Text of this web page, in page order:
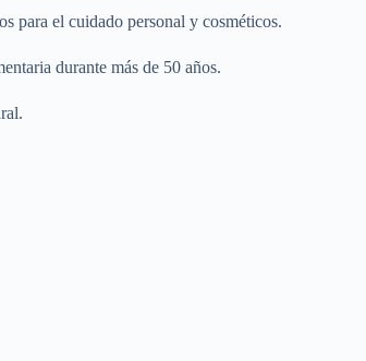
para el cuidado personal y cosméticos.
durante más de 50 años.